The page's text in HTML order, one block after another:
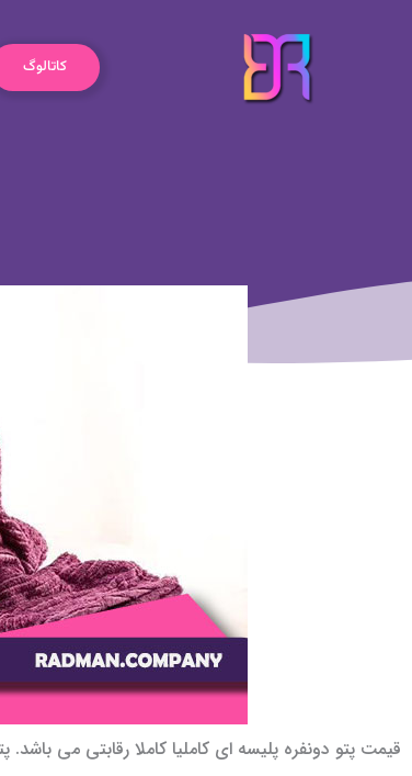
کاتالوگ
قیمت پتو دونفره پلیسه ای کاملیا کاملا رقابتی می